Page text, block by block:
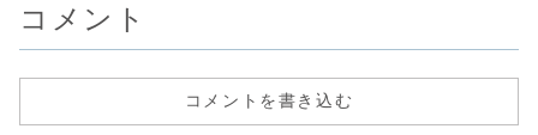
コメント
コメントを書き込む